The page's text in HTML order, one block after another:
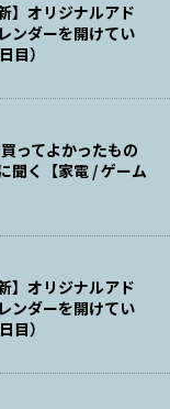
】オリジナルアド
ンダーを開けてい
目）
ってよかったもの
聞く【家電 / ゲーム
】オリジナルアド
ンダーを開けてい
目）